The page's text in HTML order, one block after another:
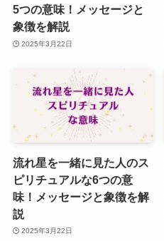
5つの意味！メッセージと
象徴を解説
2025年3月22日
流れ星を一緒に見た人のス
ピリチュアルな6つの意
味！メッセージと象徴を解
説
2025年3月22日